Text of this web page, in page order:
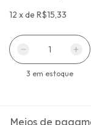
12 xde R$15,33
3 em estoque
Meios de